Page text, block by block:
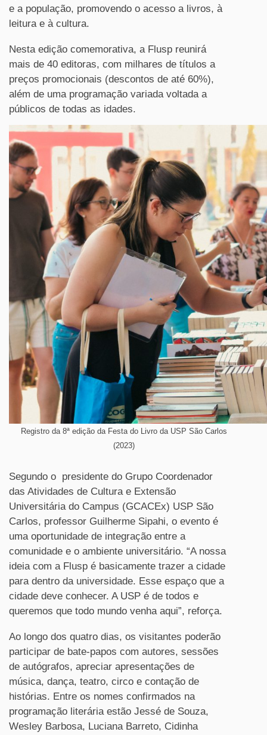
e a população, promovendo o acesso a livros, à
leitura e à cultura.
Nesta edição comemorativa, a Flusp reunirá
mais de 40 editoras, com milhares de títulos a
preços promocionais (descontos de até 60%),
além de uma programação variada voltada a
públicos de todas as idades.
Registro da 8ª edição da Festa do Livro da USP São Carlos
(2023)
Segundo o presidente do Grupo Coordenador
das Atividades de Cultura e Extensão
Universitária do Campus (GCACEx) USP São
Carlos, professor Guilherme Sipahi, o evento é
uma oportunidade de integração entre a
comunidade e o ambiente universitário. “A nossa
ideia com a Flusp é basicamente trazer a cidade
para dentro da universidade. Esse espaço que a
cidade deve conhecer. A USP é de todos e
queremos que todo mundo venha aqui”, reforça.
Ao longo dos quatro dias, os visitantes poderão
participar de bate-papos com autores, sessões
de autógrafos, apreciar apresentações de
música, dança, teatro, circo e contação de
histórias. Entre os nomes confirmados na
programação literária estão Jessé de Souza,
Wesley Barbosa, Luciana Barreto, Cidinha